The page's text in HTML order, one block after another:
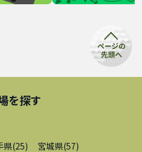
を探す
県(25) 宮城県(57)